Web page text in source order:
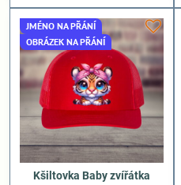
JMÉNO NA PŘÁNÍ
OBRÁZEK NA PŘÁNÍ
Kšiltovka Baby zvířátka